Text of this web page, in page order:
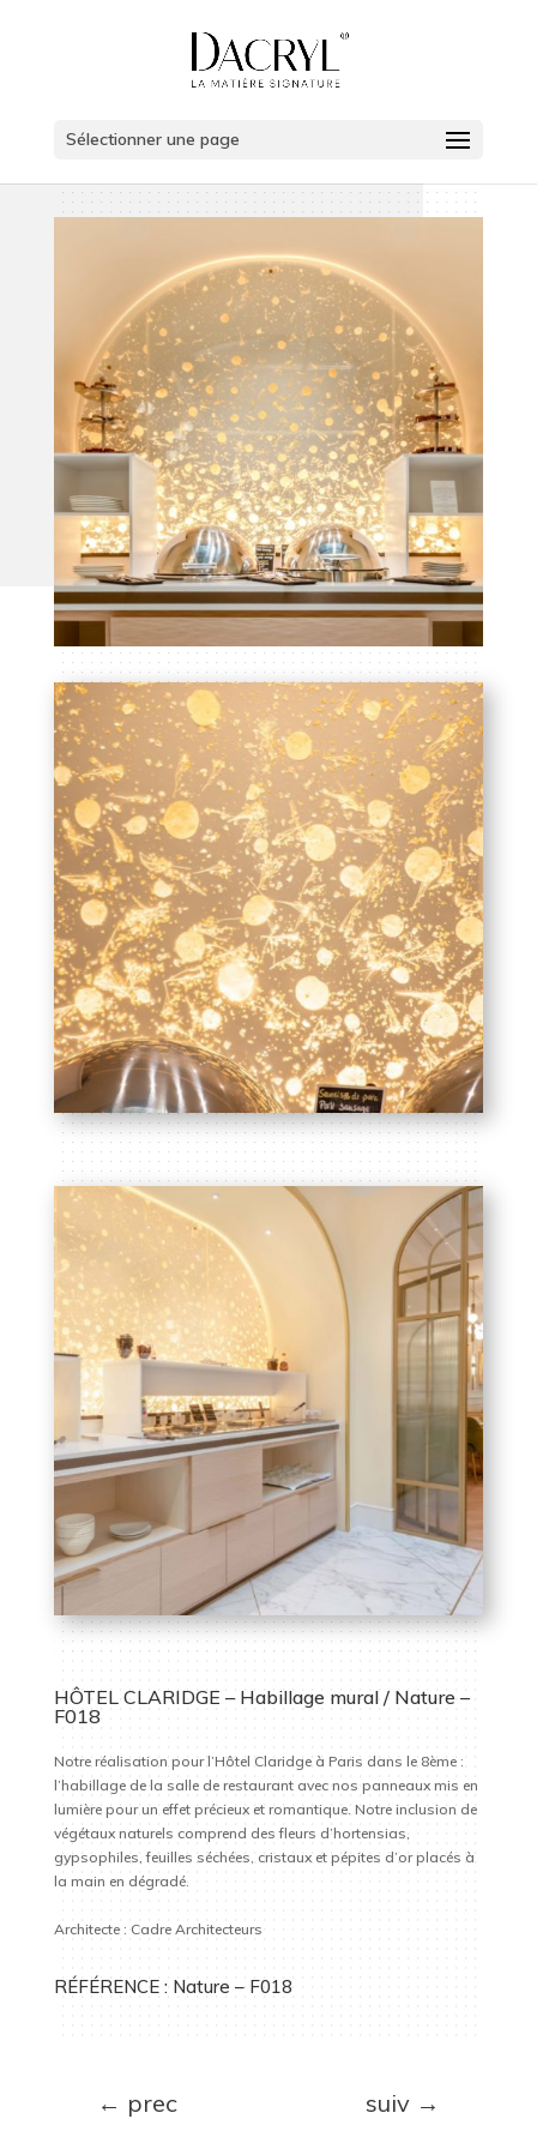
Sélectionner une page
HÔTEL CLARIDGE – Habillage mural / Nature –
F018
Notre réalisation pour l’Hôtel Claridge à Paris dans le 8ème :
l’habillage de la salle de restaurant avec nos panneaux mis en
lumière pour un effet précieux et romantique. Notre inclusion de
végétaux naturels comprend des fleurs d’hortensias,
gypsophiles, feuilles séchées, cristaux et pépites d’or placés à
la main en dégradé.
Architecte : Cadre Architecteurs
RÉFÉRENCE : Nature – F018
← prec suiv →